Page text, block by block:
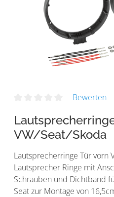
Bewerten
VW/Seat/Skoda
Lautsprecherringe Tür vorn
Lautsprecher Ringe mit
Schrauben und Dichtband
Seat zur Montage von